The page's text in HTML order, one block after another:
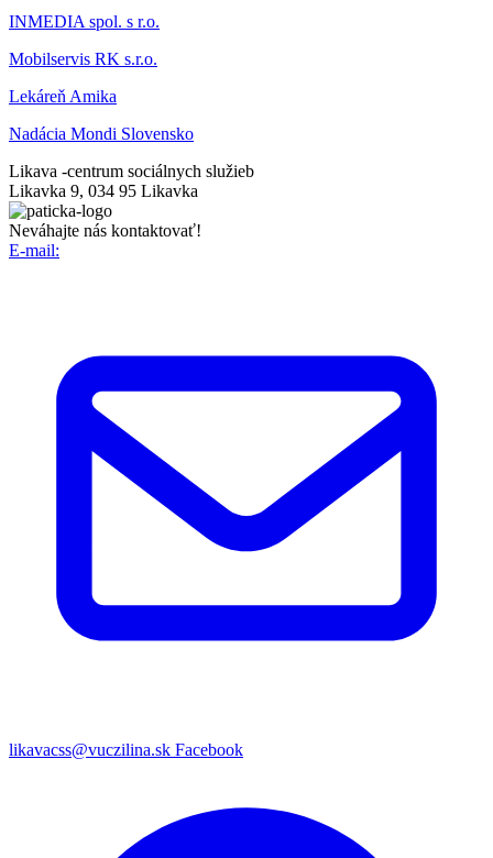
INMEDIA spol. s r.o.
Mobilservis RK s.r.o.
Lekáreň Amika
Nadácia Mondi Slovensko
Likava -centrum sociálnych služieb
Likavka 9, 034 95 Likavka
Neváhajte nás kontaktovať!
E-mail:
likavacss@vuczilina.sk Facebook